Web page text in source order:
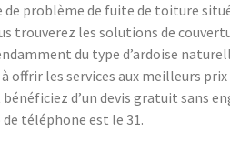
problème de fuite de toiture
trouverez les solutions de
du type d’ardoise
offrir les services aux meilleurs
d’un devis gratuit sans
téléphone est le 31.